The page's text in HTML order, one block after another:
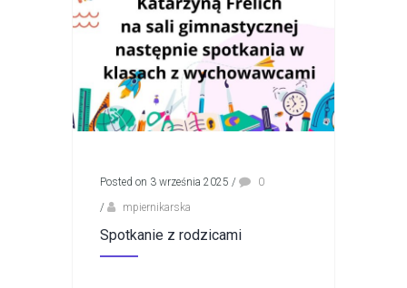
Posted on 3 września 2025 /
0
/
mpiernikarska
Spotkanie z rodzicami